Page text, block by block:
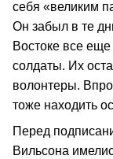
себя «великим
Он забыл в те
Востоке все
солдаты. Их
волонтеры.
тоже находить
Перед
Вильсона